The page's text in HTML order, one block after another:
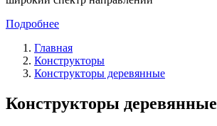
Подробнее
Главная
Конструкторы
Конструкторы деревянные
Конструкторы деревянные